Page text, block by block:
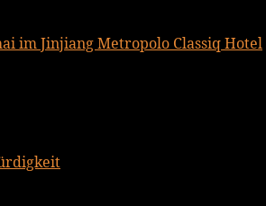
im Jinjiang Metropolo Classiq Hotel